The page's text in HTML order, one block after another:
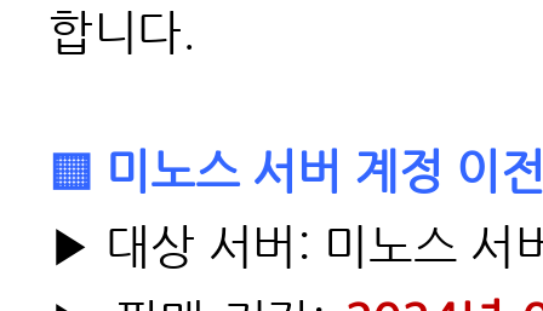
합니다.
▒ 미노스 서버 계정 이
▶ 대상 서버: 미노스 서